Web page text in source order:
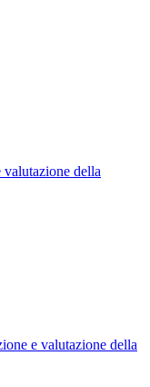
valutazione della
e valutazione della